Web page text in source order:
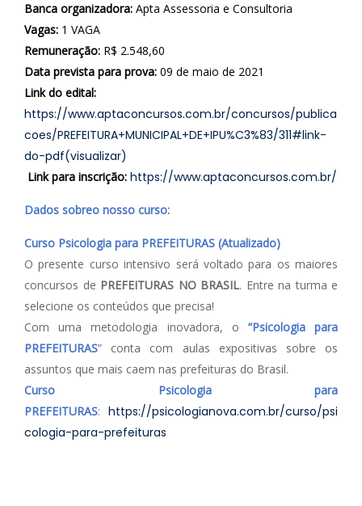
Banca organizadora: Apta Assessoria e Consultoria
Vagas: 1 VAGA
Remuneração: R$ 2.548,60
Data prevista para prova: 09 de maio de 2021
Link do edital:
https://www.aptaconcursos.com.br/concursos/publica
coes/PREFEITURA+MUNICIPAL+DE+IPU%C3%83/311#link-
do-pdf(visualizar)
Link para inscrição: https://www.aptaconcursos.com.br/
Dados sobreo nosso curso:
Curso Psicologia para PREFEITURAS (Atualizado)
O presente curso intensivo será voltado para os maiores
concursos de PREFEITURAS NO BRASIL. Entre na turma e
selecione os conteúdos que precisa!
Com uma metodologia inovadora, o “Psicologia para
PREFEITURAS” conta com aulas expositivas sobre os
assuntos que mais caem nas prefeituras do Brasil.
Curso Psicologia para
PREFEITURAS: https://psicologianova.com.br/curso/psi
cologia-para-prefeituras